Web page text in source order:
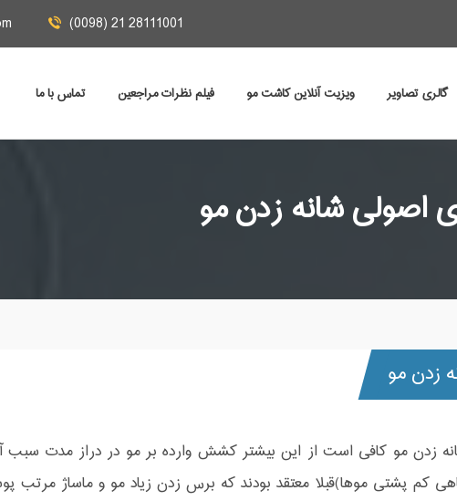
(0098) 21 28111001
گالری تصاویر ویزیت آنلاین کاشت مو فیلم نظرات مراجعين تماس با ما
اصولی شانه زدن مو
زدن مو
برس یا شانه زدن مو کافی است از این بیشتر کشش وارده بر مو در دراز
کم پشتی موها)قبلا معتقد بودند که برس زدن زیاد مو و ماساژ مرتب